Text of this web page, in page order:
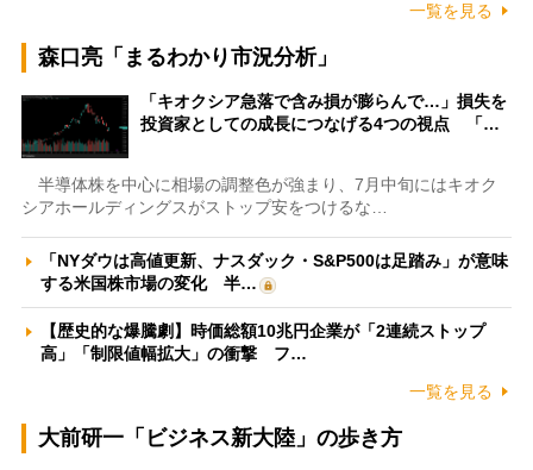
一覧を見る
森口亮「まるわかり市況分析」
「キオクシア急落で含み損が膨らんで…」損失を
投資家としての成長につなげる4つの視点 「…
半導体株を中心に相場の調整色が強まり、7月中旬にはキオク
シアホールディングスがストップ安をつけるな…
「NYダウは高値更新、ナスダック・S&P500は足踏み」が意味
する米国株市場の変化 半…
【歴史的な爆騰劇】時価総額10兆円企業が「2連続ストップ
高」「制限値幅拡大」の衝撃 フ…
一覧を見る
大前研一「ビジネス新大陸」の歩き方